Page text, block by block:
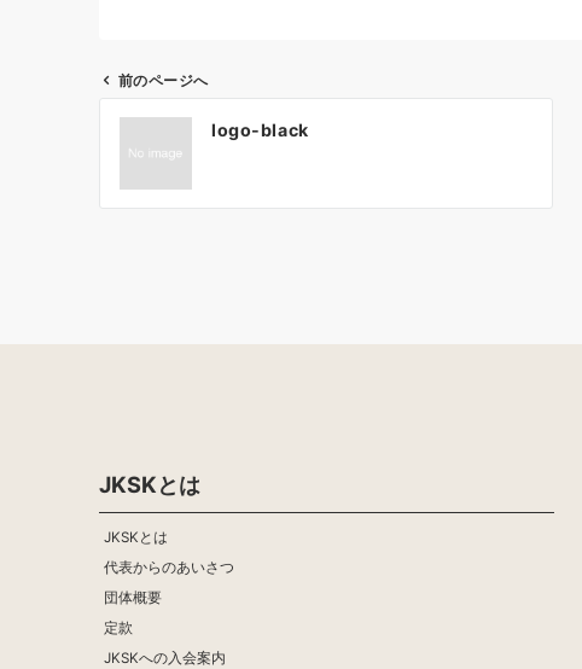
ビ
前のページへ
logo-black
JKSKとは
JKSKとは
代表からのあいさつ
団体概要
定款
JKSKへの入会案内